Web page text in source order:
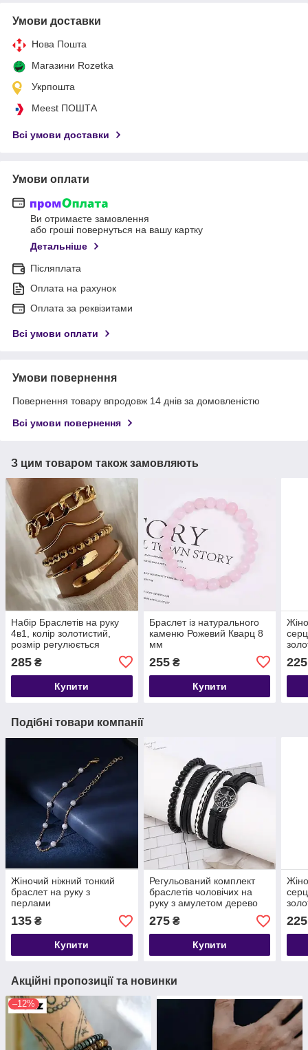
Умови доставки
Нова Пошта
Магазини Rozetka
Укрпошта
Meest ПОШТА
Всі умови доставки
Умови оплати
Ви отримаєте замовлення
або гроші повернуться на вашу картку
Детальніше
Післяплата
Оплата на рахунок
Оплата за реквізитами
Всі умови оплати
Умови повернення
Повернення товару впродовж 14 днів за домовленістю
Всі умови повернення
З цим товаром також замовляють
Набір Браслетів на руку
4в1, колір золотистий,
розмір регулюється
285 ₴
Купити
Браслет із натурального
каменю Рожевий Кварц 8
мм
255₴
Купити
225
Подібні товари компанії
Жіночий ніжний тонкий
браслет на руку з
перлами
135 ₴
Купити
Регульований комплект
браслетів чоловічих на
руку з амулетом дерево
життя, чоловічий браслет
на руку
275₴
Купити
225
Акційні пропозиції та новинки
–12%